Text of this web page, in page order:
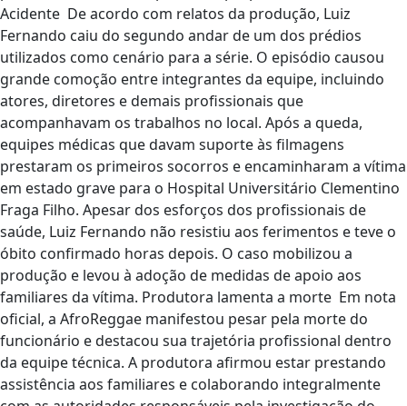
Acidente De acordo com relatos da produção, Luiz
Fernando caiu do segundo andar de um dos prédios
utilizados como cenário para a série. O episódio causou
grande comoção entre integrantes da equipe, incluindo
atores, diretores e demais profissionais que
acompanhavam os trabalhos no local. Após a queda,
equipes médicas que davam suporte às filmagens
prestaram os primeiros socorros e encaminharam a vítima
em estado grave para o Hospital Universitário Clementino
Fraga Filho. Apesar dos esforços dos profissionais de
saúde, Luiz Fernando não resistiu aos ferimentos e teve o
óbito confirmado horas depois. O caso mobilizou a
produção e levou à adoção de medidas de apoio aos
familiares da vítima. Produtora lamenta a morte Em nota
oficial, a AfroReggae manifestou pesar pela morte do
funcionário e destacou sua trajetória profissional dentro
da equipe técnica. A produtora afirmou estar prestando
assistência aos familiares e colaborando integralmente